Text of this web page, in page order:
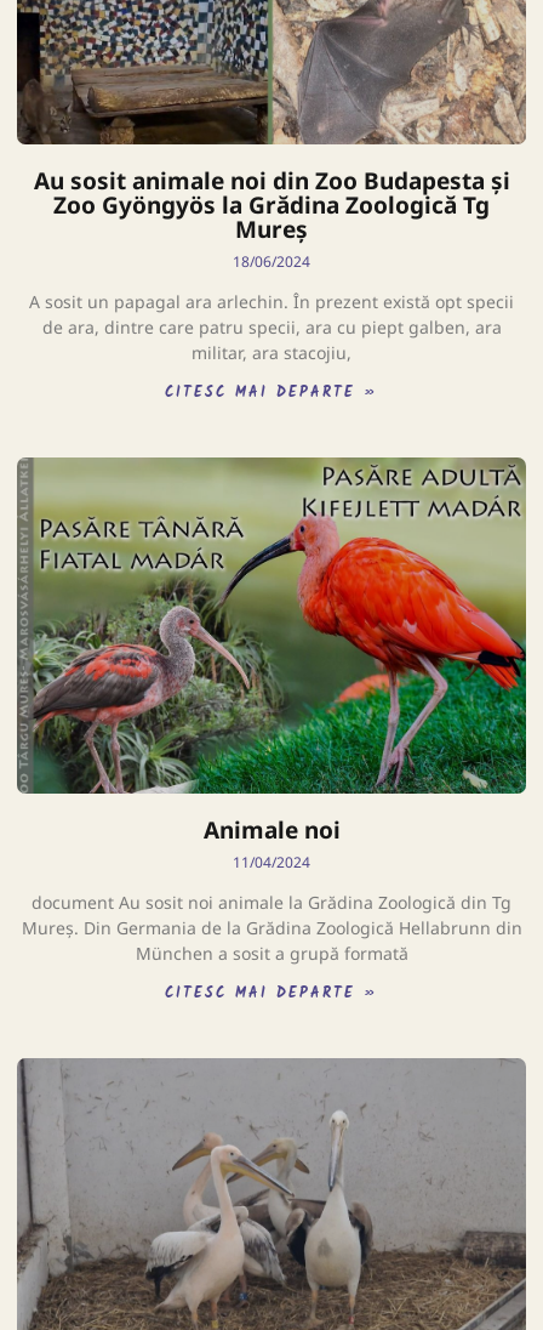
Au sosit animale noi din Zoo Budapesta și
Zoo Gyöngyös la Grădina Zoologică Tg
Mureș
18/06/2024
A sosit un papagal ara arlechin. În prezent există opt specii
de ara, dintre care patru specii, ara cu piept galben, ara
militar, ara stacojiu,
CITESC MAI DEPARTE »
Animale noi
11/04/2024
document Au sosit noi animale la Grădina Zoologică din Tg
Mureș. Din Germania de la Grădina Zoologică Hellabrunn din
München a sosit a grupă formată
CITESC MAI DEPARTE »